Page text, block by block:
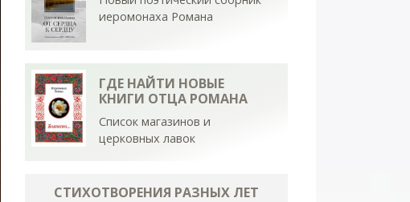
иеромонаха Романа
ГДЕ НАЙТИ НОВЫЕ
КНИГИ ОТЦА РОМАНА
Список магазинов и
церковных лавок
СТИХОТВОРЕНИЯ РАЗНЫХ ЛЕТ